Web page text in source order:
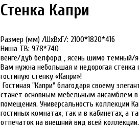
Стенка Капри
Размер (мм) /ШхВхГ/: 2100*1820*416
Ниша ТВ: 978*740
венге/дуб белфорд , ясень шимо темный/
Вам нужна небольшая и недорогая стенка
гостиную стенку «Капри»!
Гостиная "Капри" благодаря своему
станет основным мебельным ансамблем в
помещения. Универсальность коллекции
гостиных комнатах, так и в кабинетах, а
отпечаток на внешний вид всей